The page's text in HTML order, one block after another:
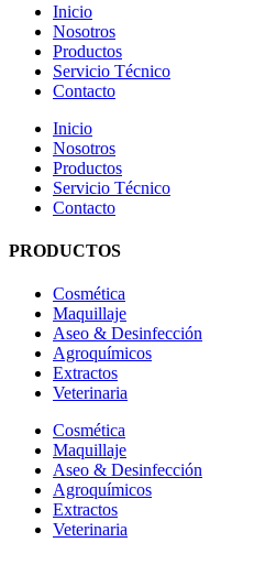
Inicio
Nosotros
Productos
Servicio Técnico
Contacto
Inicio
Nosotros
Productos
Servicio Técnico
Contacto
PRODUCTOS
Cosmética
Maquillaje
Aseo & Desinfección
Agroquímicos
Extractos
Veterinaria
Cosmética
Maquillaje
Aseo & Desinfección
Agroquímicos
Extractos
Veterinaria